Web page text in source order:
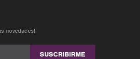
novedades!
SUSCRIBIRME